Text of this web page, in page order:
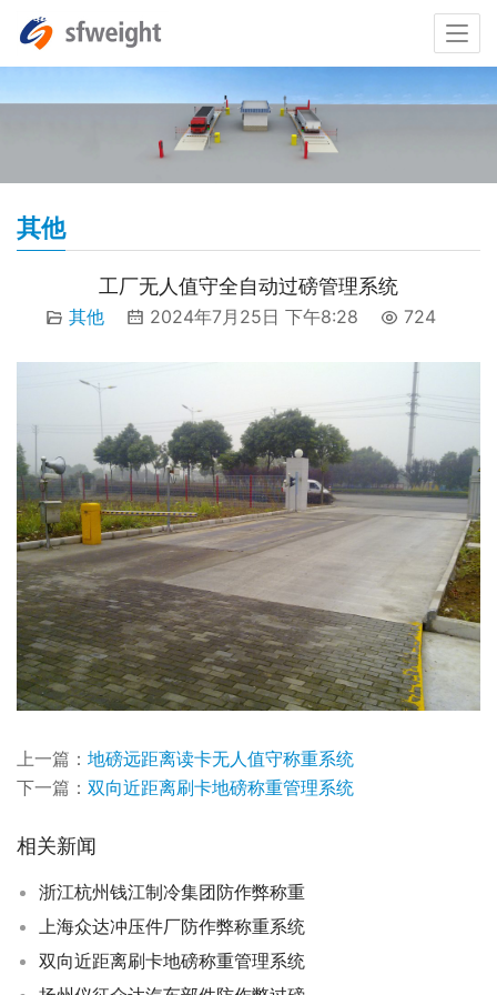
其他
工厂无人值守全自动过磅管理系统
其他 2024年7月25日 下午8:28 724
上一篇： 地磅远距离读卡无人值守称重系统
下一篇： 双向近距离刷卡地磅称重管理系统
相关新闻
浙江杭州钱江制冷集团防作弊称重
上海众达冲压件厂防作弊称重系统
双向近距离刷卡地磅称重管理系统